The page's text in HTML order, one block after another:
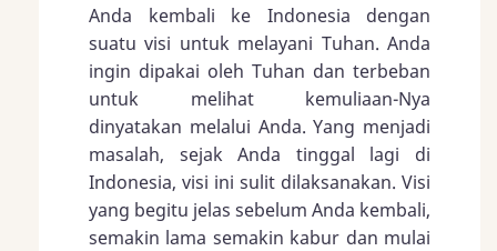
Anda kembali ke Indonesia dengan
suatu visi untuk melayani Tuhan. Anda
ingin dipakai oleh Tuhan dan terbeban
untuk melihat kemuliaan-Nya
dinyatakan melalui Anda. Yang menjadi
masalah, sejak Anda tinggal lagi di
Indonesia, visi ini sulit dilaksanakan. Visi
yang begitu jelas sebelum Anda kembali,
semakin lama semakin kabur dan mulai